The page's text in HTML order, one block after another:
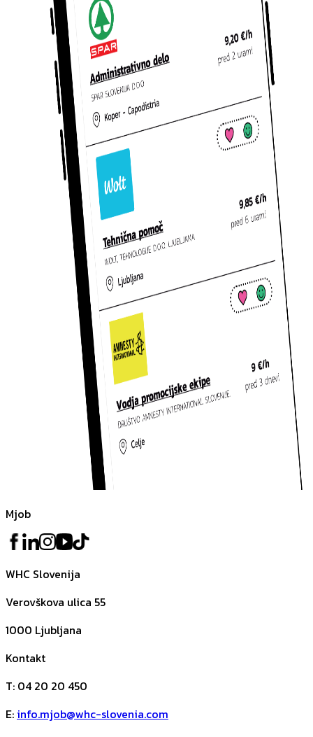
Mjob
WHC Slovenija
Verovškova ulica 55
1000 Ljubljana
Kontakt
T: 04 20 20 450
E: info.mjob@whc-slovenia.com